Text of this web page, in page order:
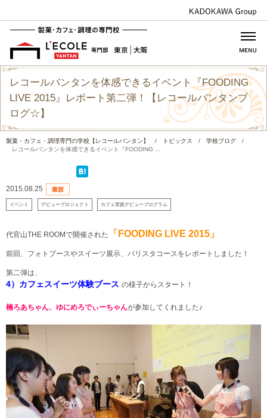
レコールバンタンを体感できるイベント『FOODING
LIVE 2015』レポート第二弾！【レコールバンタンブ
ログ☆】
製菓・カフェ・調理専門の学校【レコールバンタン】 / トピックス / 学校ブログ
/
レコールバンタンを体感できるイベント『FOODING ...
2015.08.25
イベント デビュープロジェクト カフェ実践デビュープログラム
代官山THE ROOMで開催された 「FOODING LIVE 2015」
前回、フォトブースやスイーツ展示、バリスタコースをレポートしました！
第二弾は、
4）カフェスイーツ体験ブース の様子からスタート！
楠ろあちゃん、ゆにめろでぃーちゃんが参加してくれました♪